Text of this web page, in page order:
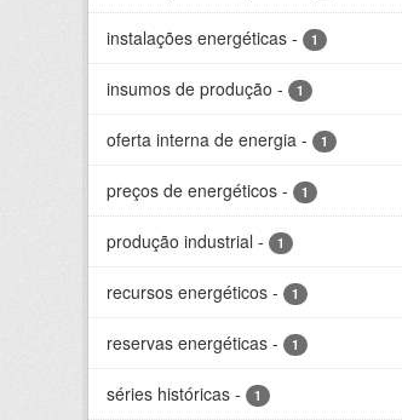
instalações energéticas - 1
insumos de produção - 1
oferta interna de energia - 1
preços de energéticos - 1
produção industrial - 1
recursos energéticos - 1
reservas energéticas - 1
séries históricas - 1